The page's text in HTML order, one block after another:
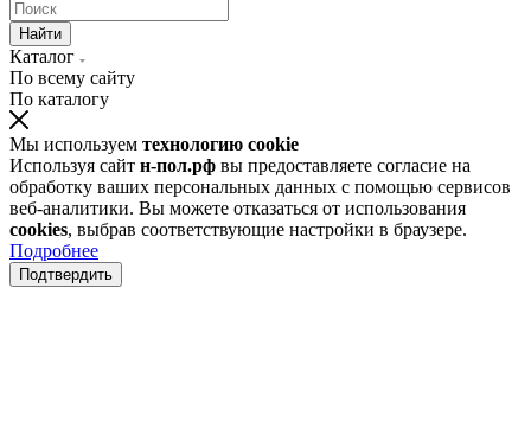
Найти
Каталог
По всему сайту
По каталогу
Мы используем технологию cookie
Используя сайт н-пол.рф вы предоставляете согласие на
обработку ваших персональных данных с помощью сервисов
веб-аналитики. Вы можете отказаться от использования
cookies, выбрав соответствующие настройки в браузере.
Подробнее
Подтвердить